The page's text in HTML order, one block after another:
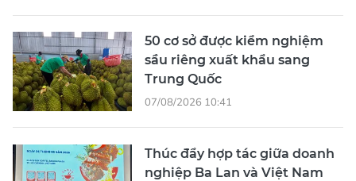
50 cơ sở được kiểm nghiệm
sầu riêng xuất khẩu sang
Trung Quốc
07/08/2026 10:41
Thúc đẩy hợp tác giữa doanh
nghiệp Ba Lan và Việt Nam